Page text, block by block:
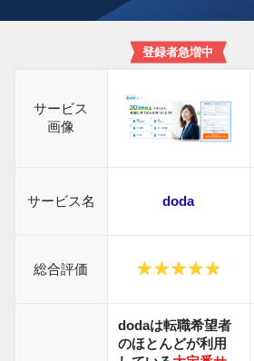
サービス
画像
登録者急増中
サービス名 doda
総合評価
dodaは転職希望者
のほとんどが利用